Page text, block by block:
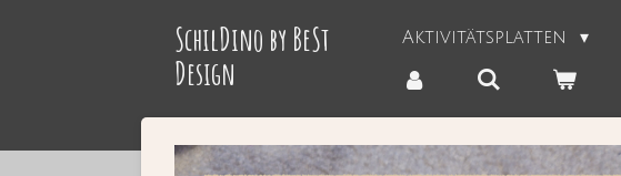
SchilDino by BeSt
Design
Aktivitätsplatten